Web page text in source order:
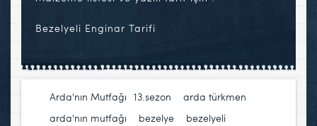
Bezelyeli Enginar Tarifi
Arda'nın Mutfağı 13.sezon arda türkmen
arda'nın mutfağı
bezelye
bezelyeli